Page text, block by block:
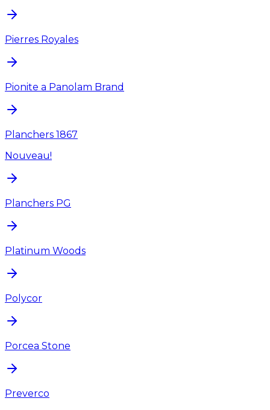
Pierres Royales
Pionite a Panolam Brand
Planchers 1867
Nouveau!
Planchers PG
Platinum Woods
Polycor
Porcea Stone
Preverco